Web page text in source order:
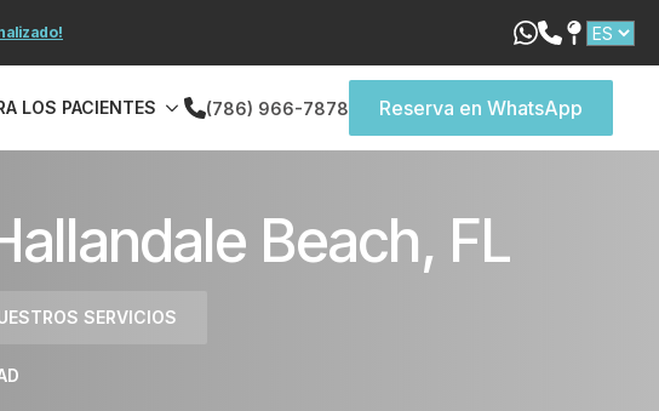
LOS PACIENTES (786) 966-7878 Reserva en WhatsApp
Beach, FL
SERVICIOS